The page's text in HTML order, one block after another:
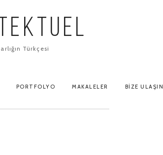
Türkçesi
PORTFOLYO MAKALELER BIZE ULAŞIN